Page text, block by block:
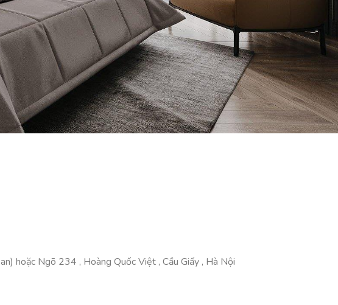
hoặc Ngõ 234 , Hoàng Quốc Việt , Cầu Giấy , Hà Nội